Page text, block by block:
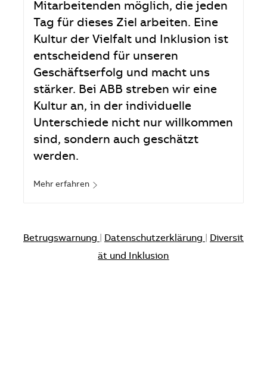
Mitarbeitenden möglich, die jeden
Tag für dieses Ziel arbeiten. Eine
Kultur der Vielfalt und Inklusion ist
entscheidend für unseren
Geschäftserfolg und macht uns
stärker. Bei ABB streben wir eine
Kultur an, in der individuelle
Unterschiede nicht nur willkommen
sind, sondern auch geschätzt
werden.
Mehr erfahren
Betrugswarnung Datenschutzerklärung
Diversit
ät und Inklusion